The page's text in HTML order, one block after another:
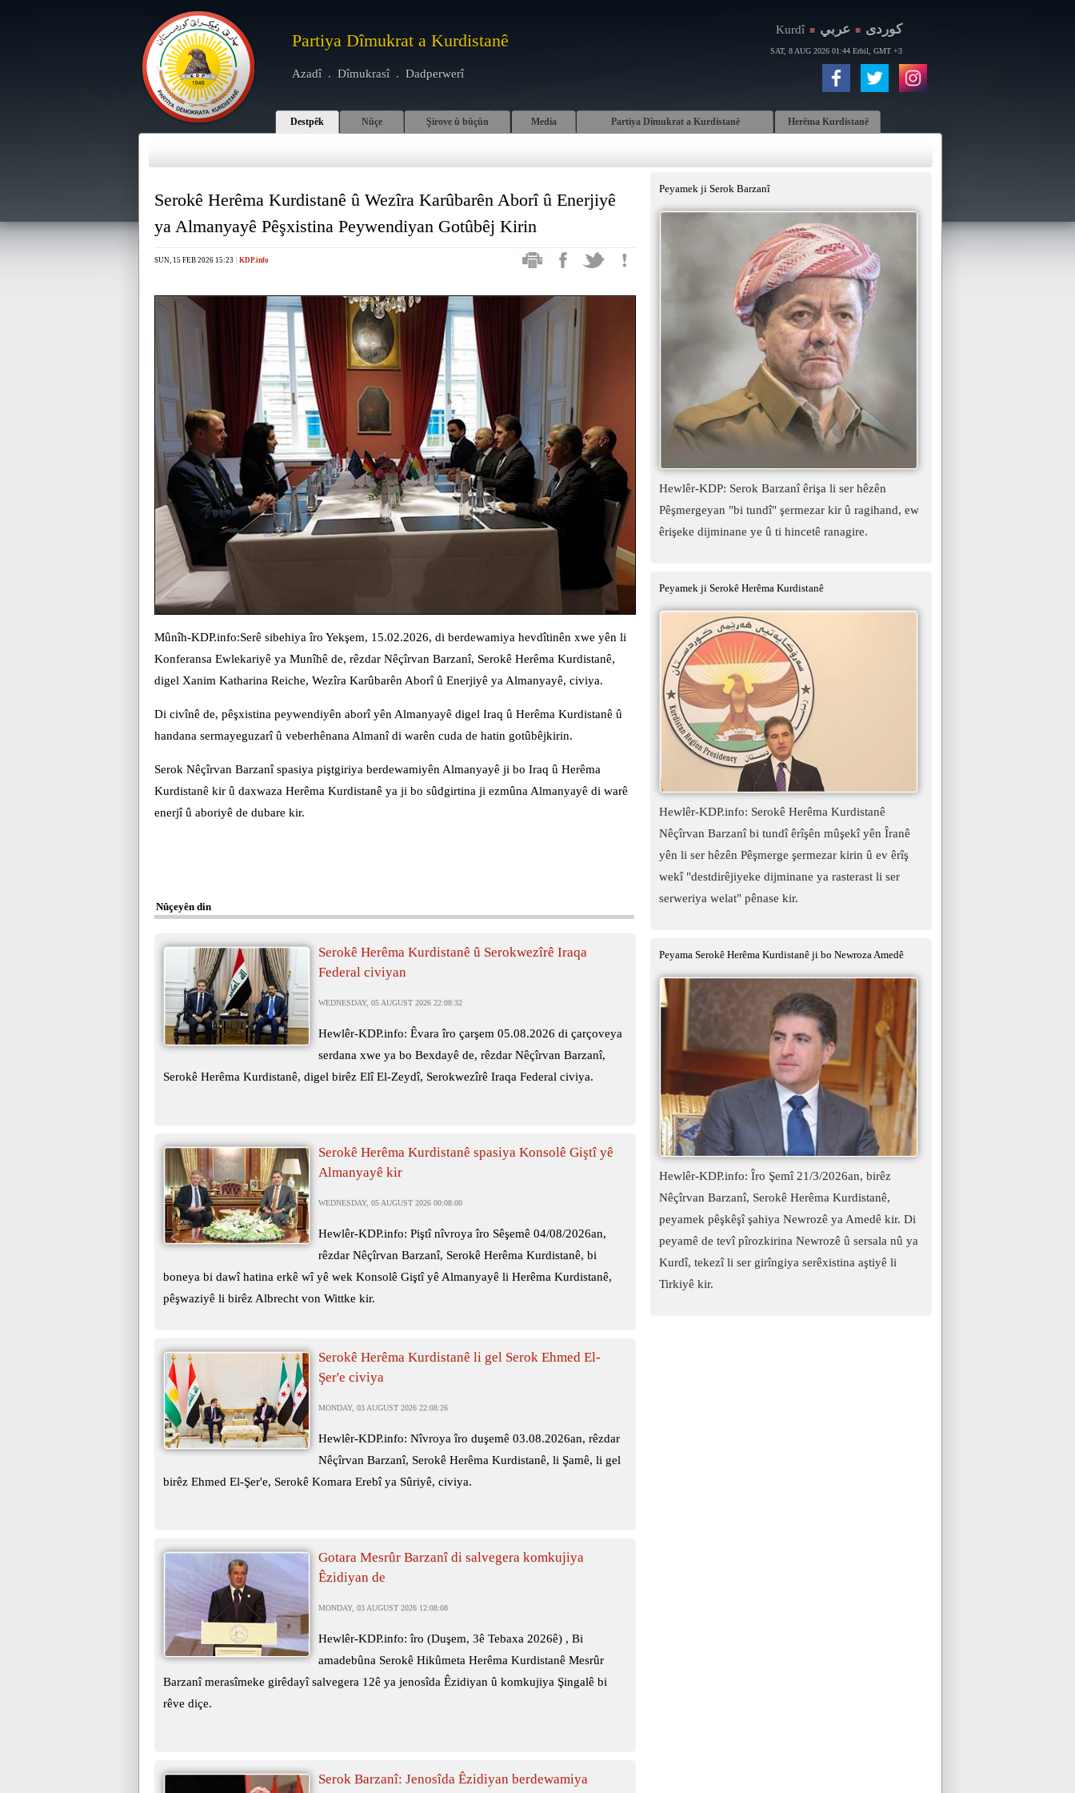
Kurdî ■ كوردی ■ عربي
SAT, 8 AUG 2026 01:44 Erbil, GMT +3
Destpêk Nûçe Şirove û bûçûn Media Partiya Dîmukrat a Kurdistanê Herêma Kurdistanê
Partiya Dîmukrat a Kurdistanê
Azadî . Dîmukrasî . Dadperwerî
Serokê Herêma Kurdistanê û Wezîra Karûbarên Aborî û Enerjiyê
ya Almanyayê Pêşxistina Peywendiyan Gotûbêj Kirin
SUN, 15 FEB 2026 15:23 KDP.info
Mûnîh-KDP.info:Serê sibehiya îro Yekşem, 15.02.2026, di berdewamiya hevdîtinên xwe yên li
Konferansa Ewlekariyê ya Munîhê de, rêzdar Nêçîrvan Barzanî, Serokê Herêma Kurdistanê,
digel Xanim Katharina Reiche, Wezîra Karûbarên Aborî û Enerjiyê ya Almanyayê, civiya.
Di civînê de, pêşxistina peywendiyên aborî yên Almanyayê digel Iraq û Herêma Kurdistanê û
handana sermayeguzarî û veberhênana Almanî di warên cuda de hatin gotûbêjkirin.
Serok Nêçîrvan Barzanî spasiya piştgiriya berdewamiyên Almanyayê ji bo Iraq û Herêma
Kurdistanê kir û daxwaza Herêma Kurdistanê ya ji bo sûdgirtina ji ezmûna Almanyayê di warê
enerjî û aboriyê de dubare kir.
Nûçeyên din
Serokê Herêma Kurdistanê û Serokwezîrê Iraqa
Federal civiyan
WEDNESDAY, 05 AUGUST 2026 22:08:32
Hewlêr-KDP.info: Êvara îro çarşem 05.08.2026 di çarçoveya
serdana xwe ya bo Bexdayê de, rêzdar Nêçîrvan Barzanî,
Serokê Herêma Kurdistanê, digel birêz Elî El-Zeydî, Serokwezîrê Iraqa Federal civiya.
Serokê Herêma Kurdistanê spasiya Konsolê Giştî yê
Almanyayê kir
WEDNESDAY, 05 AUGUST 2026 00:08:00
Hewlêr-KDP.info: Piştî nîvroya îro Sêşemê 04/08/2026an,
rêzdar Nêçîrvan Barzanî, Serokê Herêma Kurdistanê, bi
boneya bi dawî hatina erkê wî yê wek Konsolê Giştî yê Almanyayê li Herêma Kurdistanê,
pêşwaziyê li birêz Albrecht von Wittke kir.
Serokê Herêma Kurdistanê li gel Serok Ehmed El-
Şer'e civiya
MONDAY, 03 AUGUST 2026 22:08:26
Hewlêr-KDP.info: Nîvroya îro duşemê 03.08.2026an, rêzdar
Nêçîrvan Barzanî, Serokê Herêma Kurdistanê, li Şamê, li gel
birêz Ehmed El-Şer'e, Serokê Komara Erebî ya Sûriyê, civiya.
Gotara Mesrûr Barzanî di salvegera komkujiya
Êzidiyan de
MONDAY, 03 AUGUST 2026 12:08:08
Hewlêr-KDP.info: îro (Duşem, 3ê Tebaxa 2026ê) , Bi
amadebûna Serokê Hikûmeta Herêma Kurdistanê Mesrûr
Barzanî merasîmeke girêdayî salvegera 12ê ya jenosîda Êzidiyan û komkujiya Şingalê bi
rêve diçe.
Serok Barzanî: Jenosîda Êzidiyan berdewamiya
Peyamek ji Serok Barzanî
Hewlêr-KDP: Serok Barzanî êrişa li ser hêzên
Pêşmergeyan "bi tundî" şermezar kir û ragihand, ew
êrişeke dijminane ye û ti hincetê ranagire.
Peyamek ji Serokê Herêma Kurdistanê
Hewlêr-KDP.info: Serokê Herêma Kurdistanê
Nêçîrvan Barzanî bi tundî êrîşên mûşekî yên Îranê
yên li ser hêzên Pêşmerge şermezar kirin û ev êrîş
wekî "destdirêjiyeke dijminane ya rasterast li ser
serweriya welat" pênase kir.
Peyama Serokê Herêma Kurdistanê ji bo Newroza Amedê
Hewlêr-KDP.info: Îro Şemî 21/3/2026an, birêz
Nêçîrvan Barzanî, Serokê Herêma Kurdistanê,
peyamek pêşkêşî şahiya Newrozê ya Amedê kir. Di
peyamê de tevî pîrozkirina Newrozê û sersala nû ya
Kurdî, tekezî li ser girîngiya serêxistina aştiyê li
Tirkiyê kir.